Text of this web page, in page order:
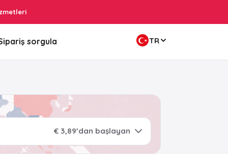
sorgula TR
€ 3,89’dan başlayan